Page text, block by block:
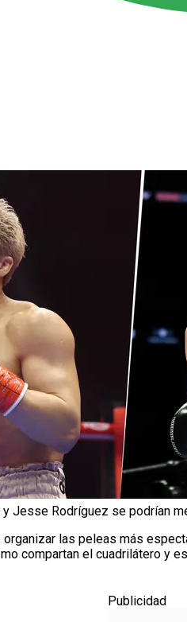
y Jesse Rodríguez se podrían
las peleas más
compartan el cuadrilátero y
Publicidad